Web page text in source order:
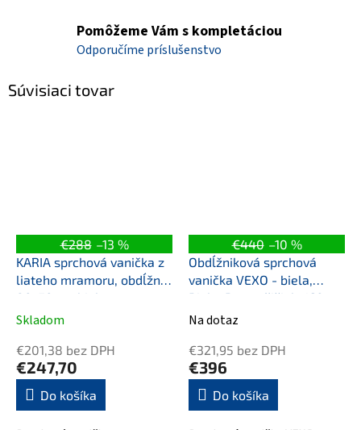
Pomôžeme Vám s kompletáciou
Odporučíme príslušenstvo
Súvisiaci tovar
€288 –13 %
KARIA sprchová vanička z
liateho mramoru, obdĺžnik
80x70cm, biela
Skladom
€201,38 bez DPH
€247,70
Do košíka
€440 –10 %
Obdĺžniková sprchová
vanička VEXO - biela,
Biela, Bez nožičiek, 160
cm, 90 cm
Na dotaz
€321,95 bez DPH
€396
Do košíka